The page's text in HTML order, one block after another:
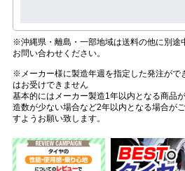
※沖縄県・離島・一部地域は送料の他に別途
お問い合わせください。
※メーカー様に製造年週を指定した発注がで
はお受けできません
基本的にはメーカー製造1年以内となる商品
造数が少ない場合など2年以内となる場合が
すようお願い致します。